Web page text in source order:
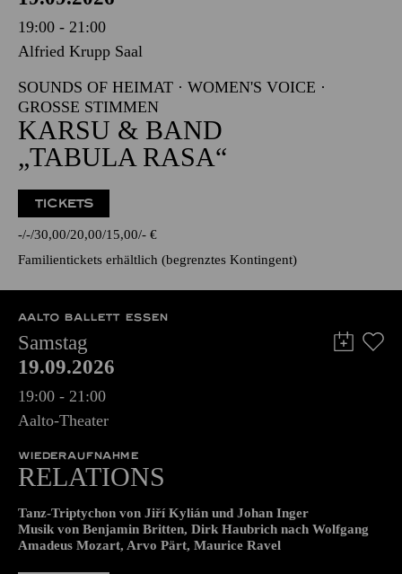
19:00 - 21:00
Alfried Krupp Saal
SOUNDS OF HEIMAT · WOMEN'S VOICE ·
GROSSE STIMMEN
KARSU & BAND
„TABULA RASA“
TICKETS
- - 30,00 20,00 15,00 - €
Familientickets erhältlich (begrenztes Kontingent)
AALTO BALLETT ESSEN
Samstag
19.09.2026
19:00 - 21:00
Aalto-Theater
WIEDERAUFNAHME
RELATIONS
Tanz-Triptychon von Jiří Kylián und Johan Inger
Musik von Benjamin Britten, Dirk Haubrich nach Wolfgang
Amadeus Mozart, Arvo Pärt, Maurice Ravel